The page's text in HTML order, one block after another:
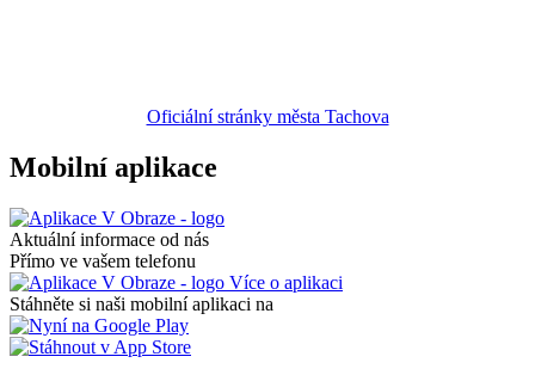
Oficiální stránky města Tachova
Mobilní aplikace
Aktuální informace od nás
Přímo ve vašem telefonu
Více o aplikaci
Stáhněte si naši mobilní aplikaci na